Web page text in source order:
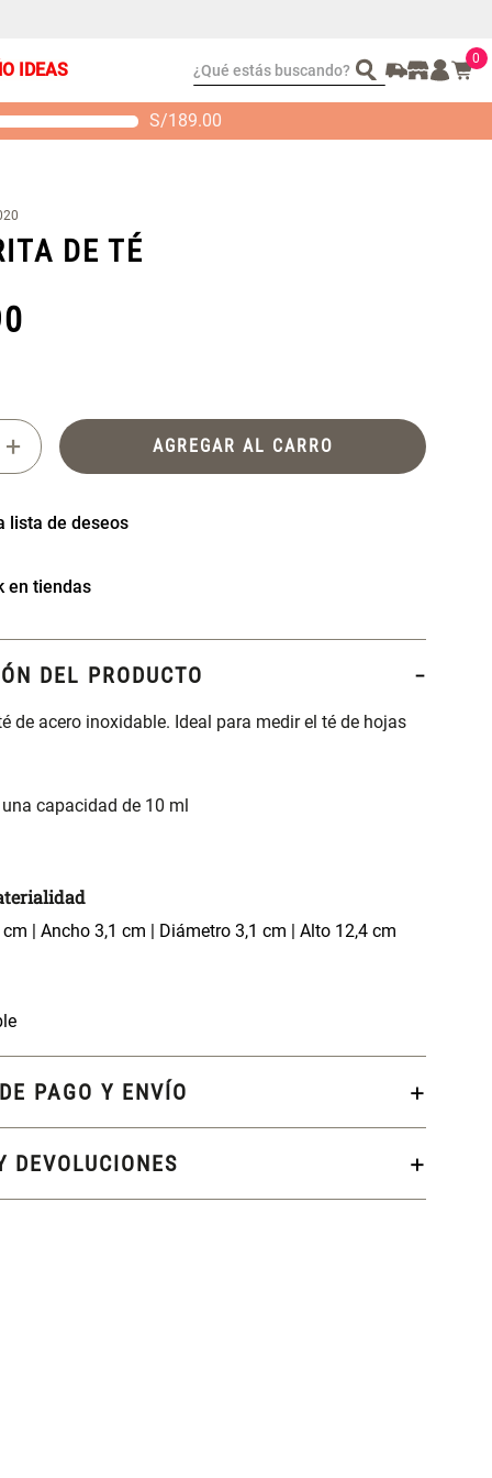
IDEAS ¿Qué estás buscando? 0
S/189.00
DE TÉ
+ AGREGAR AL CARRO
en tiendas
DEL PRODUCTO
de acero inoxidable. Ideal para medir el té de hojas
capacidad de 10 ml
| Ancho 3,1 cm | Diámetro 3,1 cm | Alto 12,4 cm
PAGO Y ENVÍO
DEVOLUCIONES
2 Almohadas
Set Sábanas Algodón